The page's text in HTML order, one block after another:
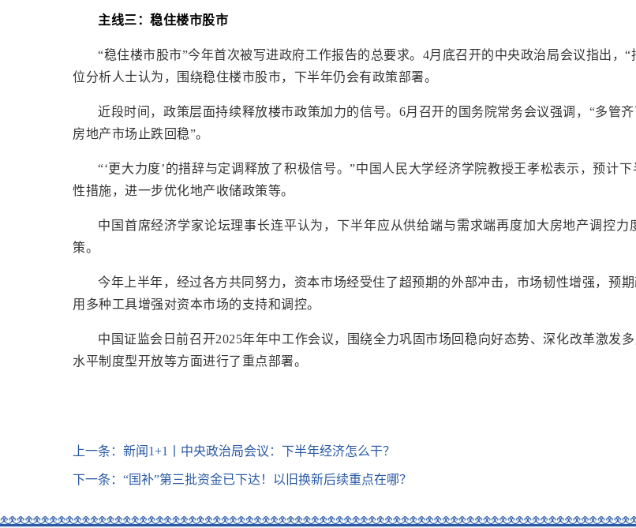
主线三：稳住楼市股市
“稳住楼市股市”今年首次被写进政府工作报告的总要求。4月底召开的中央政治局会议指出，
位分析人士认为，围绕稳住楼市股市，下半年仍会有政策部署。
近段时间，政策层面持续释放楼市政策加力的信号。6月召开的国务院常务会议强调，“多管
房地产市场止跌回稳”。
“‘更大力度’的措辞与定调释放了积极信号。”中国人民大学经济学院教授王孝松表示，预计
性措施，进一步优化地产收储政策等。
中国首席经济学家论坛理事长连平认为，下半年应从供给端与需求端再度加大房地产调控
策。
今年上半年，经过各方共同努力，资本市场经受住了超预期的外部冲击，市场韧性增强，预
用多种工具增强对资本市场的支持和调控。
中国证监会日前召开2025年年中工作会议，围绕全力巩固市场回稳向好态势、深化改革激发
水平制度型开放等方面进行了重点部署。
上一条： 新闻1+1丨中央政治局会议：下半年经济怎么干？
下一条： “国补”第三批资金已下达！以旧换新后续重点在哪？